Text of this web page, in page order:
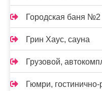
Городская баня №2
Грин Хаус, сауна
Грузовой,
Гюмри,